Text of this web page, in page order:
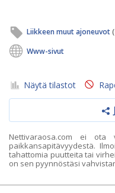
Liikkeen muut ajoneuvot
Www-sivut
Näytä tilastot
Nettivaraosa.com ei ota
paikkansapitävyydestä.
tahattomia puutteita tai
on sen pyynnöstäsi